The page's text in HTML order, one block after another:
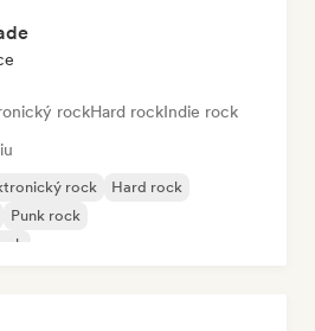
rockHard rockIndie rock
rock
Hard rock
Punk rock